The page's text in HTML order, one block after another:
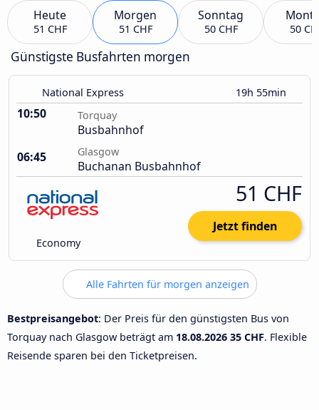
Heute
51 CHF
Morgen
51 CHF
Sonntag
50 CHF 50
Günstigste Busfahrten morgen
National Express 19h 55min
10:50 Torquay
Busbahnhof
06:45
Glasgow
Buchanan Busbahnhof
Economy
51 CHF
Jetzt finden
Alle Fahrten für morgen anzeigen
Bestpreisangebot: Der Preis für den günstigsten Bus von
Torquay nach Glasgow beträgt am 18.08.2026 35 CHF. Flexible
Reisende sparen bei den Ticketpreisen.